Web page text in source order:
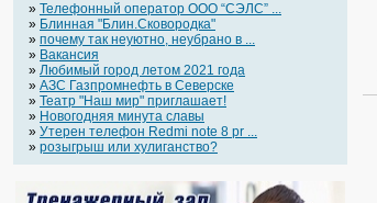
» Телефонный оператор OOO “СЭЛС” ...
» Блинная "Блин.Сковородка"
» почему так неуютно, неубрано в ...
» Вакансия
» Любимый город летом 2021 года
» АЗС Газпромнефть в Северске
» Театр "Наш мир" приглашает!
» Новогодняя минута славы
» Утерен телефон Redmi note 8 pr ...
» розыгрыш или хулиганство?